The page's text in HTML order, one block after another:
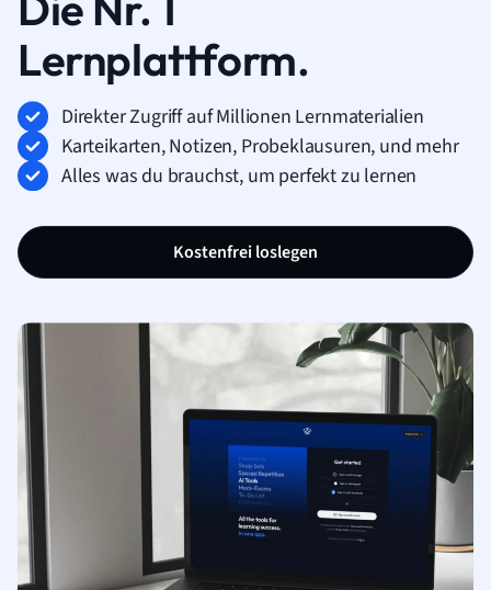
Lernplattform.
Direkter Zugriff auf Millionen Lernmaterialien
Karteikarten, Notizen, Probeklausuren, und mehr
Alles was du brauchst, um perfekt zu lernen
Kostenfrei loslegen